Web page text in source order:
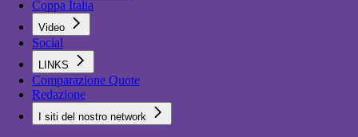
Coppa Italia
Video
Social
LINKS
Comparazione Quote
Redazione
I siti del nostro network